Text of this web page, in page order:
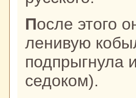
После этого он стеганул свою
ленивую
подпрыгнула
седокoм).